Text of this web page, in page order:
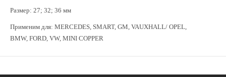
Размер: 27; 32; 36 мм
Применим для: MERCEDES, SMART, GM, VAUXHALL/ OPEL,
BMW, FORD, VW, MINI COPPER